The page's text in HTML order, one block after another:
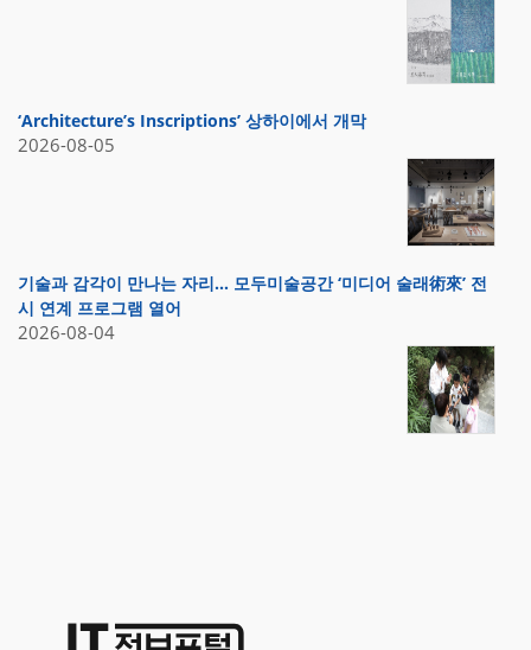
‘Architecture’s Inscriptions’ 상하이에서 개막
2026-08-05
기술과 감각이 만나는 자리… 모두미술공간 ‘미디어 술래術來’ 전
시 연계 프로그램 열어
2026-08-04